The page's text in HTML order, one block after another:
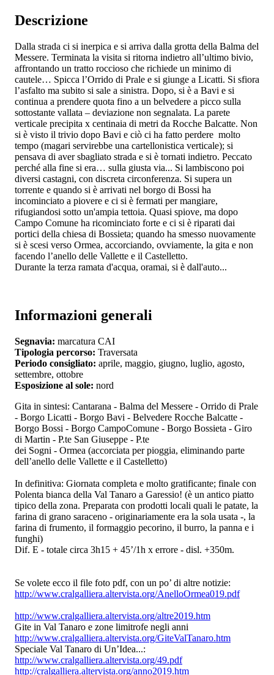
Descrizione
Dalla strada ci si inerpica e si arriva dalla grotta della Balma del
Messere. Terminata la visita si ritorna indietro all’ultimo bivio,
affrontando un tratto roccioso che richiede un minimo di
cautele… Spicca l’Orrido di Prale e si giunge a Licatti. Si sfiora
l’asfalto ma subito si sale a sinistra. Dopo, si è a Bavi e si
continua a prendere quota fino a un belvedere a picco sulla
sottostante vallata – deviazione non segnalata. La parete
verticale precipita x centinaia di metri da Rocche Balcatte. Non
si è visto il trivio dopo Bavi e ciò ci ha fatto perdere molto
tempo (magari servirebbe una cartellonistica verticale); si
pensava di aver sbagliato strada e si è tornati indietro. Peccato
perché alla fine si era… sulla giusta via... Si lambiscono poi
diversi castagni, con discreta circonferenza. Si supera un
torrente e quando si è arrivati nel borgo di Bossi ha
incominciato a piovere e ci si è fermati per mangiare,
rifugiandosi sotto un'ampia tettoia. Quasi spiove, ma dopo
Campo Comune ha ricominciato forte e ci si è riparati dai
portici della chiesa di Bossieta; quando ha smesso nuovamente
si è scesi verso Ormea, accorciando, ovviamente, la gita e non
facendo l’anello delle Vallette e il Castelletto.
Durante la terza ramata d'acqua, oramai, si è dall'auto...
Informazioni generali
Segnavia: marcatura CAI
Tipologia percorso: Traversata
Periodo consigliato: aprile, maggio, giugno, luglio, agosto,
settembre, ottobre
Esposizione al sole: nord
Gita in sintesi: Cantarana - Balma del Messere - Orrido di Prale
- Borgo Licatti - Borgo Bavi - Belvedere Rocche Balcatte -
Borgo Bossi - Borgo CampoComune - Borgo Bossieta - Giro
di Martin - P.te San Giuseppe - P.te
dei Sogni - Ormea (accorciata per pioggia, eliminando parte
dell’anello delle Vallette e il Castelletto)
In definitiva: Giornata completa e molto gratificante; finale con
Polenta bianca della Val Tanaro a Garessio! (è un antico piatto
tipico della zona. Preparata con prodotti locali quali le patate, la
farina di grano saraceno - originariamente era la sola usata -, la
farina di frumento, il formaggio pecorino, il burro, la panna e i
funghi)
Dif. E - totale circa 3h15 + 45’/1h x errore - disl. +350m.
Se volete ecco il file foto pdf, con un po’ di altre notizie:
http://www.cralgalliera.altervista.org/AnelloOrmea019.pdf
http://www.cralgalliera.altervista.org/altre2019.htm
Gite in Val Tanaro e zone limitrofe negli anni
http://www.cralgalliera.altervista.org/GiteValTanaro.htm
Speciale Val Tanaro di Un’Idea...:
http://www.cralgalliera.altervista.org/49.pdf
http://cralgalliera.altervista.org/anno2019.htm